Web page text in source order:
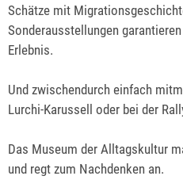
Schätze mit
Sonderausstellungen
Erlebnis.
Und zwischendurch einfach
Lurchi-Karussell oder bei der
Das Museum der Alltagskultur
und regt zum Nachdenken an.